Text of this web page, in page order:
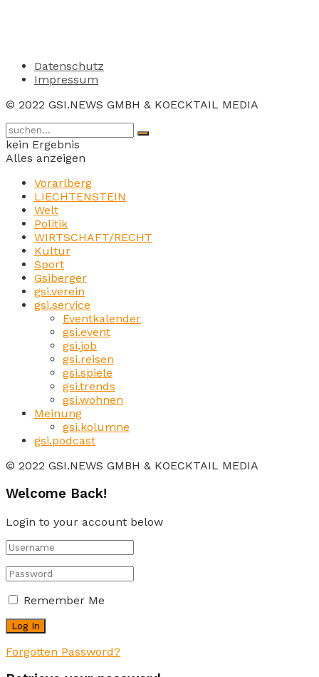
Datenschutz
Impressum
© 2022 GSI.NEWS GMBH & KOECKTAIL MEDIA
kein Ergebnis
Alles anzeigen
Vorarlberg
LIECHTENSTEIN
Welt
Politik
WIRTSCHAFT/RECHT
Kultur
Sport
Gsiberger
gsi.verein
gsi.service
Eventkalender
gsi.event
gsi.job
gsi.reisen
gsi.spiele
gsi.trends
gsi.wohnen
Meinung
gsi.kolumne
gsi.podcast
© 2022 GSI.NEWS GMBH & KOECKTAIL MEDIA
Welcome Back!
Login to your account below
Remember Me
Forgotten Password?